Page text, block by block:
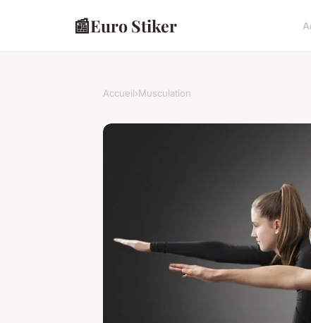
📰Euro Stiker
Accueil›Musculation